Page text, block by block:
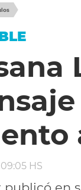
ARGENTINOS X
ESTÉTICA 360 TV
CARAS Y
SCOUTING
INTELEXIS TV
HS